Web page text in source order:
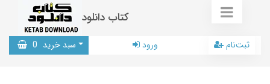
کتاب دانلود
سبد خرید 0 ورود ثبت‌نام